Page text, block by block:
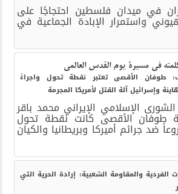
في ميدان فلسطين احتجاجًا على
واستمرار الإبادة الجماعية في
في مسيرة يوم القدس العالمي
طوفان الأقصى تعتبر نقطة تحول واجراءً
وإسرائيل آلة القتل لأمريكا المجرمة
الإسلامي الإيراني محمد باقر
طوفان الأقصى كانت نقطة تحول
ضد جرائم أميركا وبريطانيا والكيان
الفردية والمقاومة الشعبية: إرادة الحرية التي